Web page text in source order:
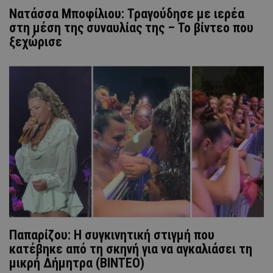
Νατάσσα Μποφίλιου: Τραγούδησε με ιερέα
στη μέση της συναυλίας της – Το βίντεο που
ξεχώρισε
Παπαρίζου: Η συγκινητική στιγμή που
κατέβηκε από τη σκηνή για να αγκαλιάσει τη
μικρή Δήμητρα (ΒΙΝΤΕΟ)